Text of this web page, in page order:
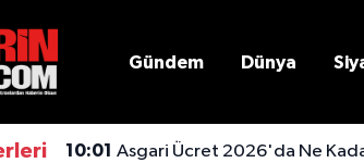
Gündem Dünya
10:01 Asgari Ücret 2026'da Ne